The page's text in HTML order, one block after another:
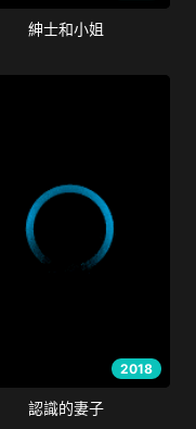
紳士和小姐
2018
認識的妻子